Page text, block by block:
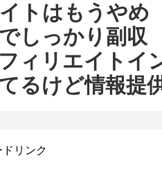
トはもうやめ
しっかり副収
ィリエイトイ
るけど情報提
リンク